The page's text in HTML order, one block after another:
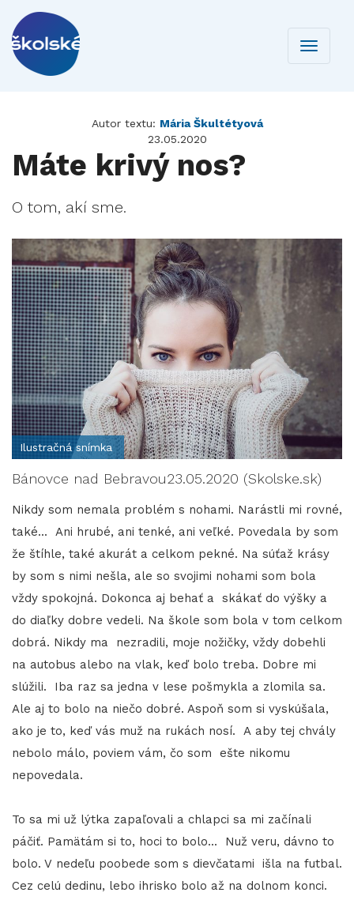
Toggle
Autor textu: Mária Škultétyová
23.05.2020
Máte krivý nos?
O tom, akí sme.
Ilustračná snímka
Bánovce nad Bebravou23.05.2020 (Skolske.sk)
Nikdy som nemala problém s nohami. Narástli mi rovné,
také... Ani hrubé, ani tenké, ani veľké. Povedala by som
že štíhle, také akurát a celkom pekné. Na súťaž krásy
by som s nimi nešla, ale so svojimi nohami som bola
vždy spokojná. Dokonca aj behať a skákať do výšky a
do diaľky dobre vedeli. Na škole som bola v tom celkom
dobrá. Nikdy ma nezradili, moje nožičky, vždy dobehli
na autobus alebo na vlak, keď bolo treba. Dobre mi
slúžili. Iba raz sa jedna v lese pošmykla a zlomila sa.
Ale aj to bolo na niečo dobré. Aspoň som si vyskúšala,
ako je to, keď vás muž na rukách nosí. A aby tej chvály
nebolo málo, poviem vám, čo som ešte nikomu
nepovedala.
To sa mi už lýtka zapaľovali a chlapci sa mi začínali
páčiť. Pamätám si to, hoci to bolo... Nuž veru, dávno to
bolo. V nedeľu poobede som s dievčatami išla na futbal.
Cez celú dedinu, lebo ihrisko bolo až na dolnom konci.